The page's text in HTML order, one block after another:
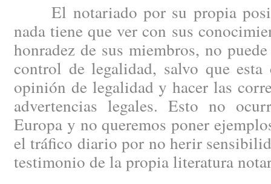
El notariado por su propia
nada tiene que ver con sus
honradez de sus miembros, no
control de legalidad, salvo que
opinión de legalidad y hacer las
advertencias legales. Esto no
Europa y no queremos poner
el tráfico diario por no herir
testimonio de la propia literatura